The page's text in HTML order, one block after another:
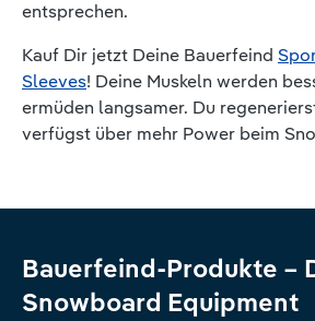
entsprechen.
Kauf Dir jetzt Deine Bauerfeind
Sleeves! Deine Muskeln werden
ermüden langsamer. Du
verfügst über mehr Power beim
Bauerfeind-Produkte –
Snowboard Equipment